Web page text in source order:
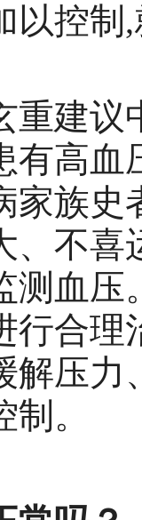
以控制
建议
有高
家族史
、不
测血压
行合理
解压力
。